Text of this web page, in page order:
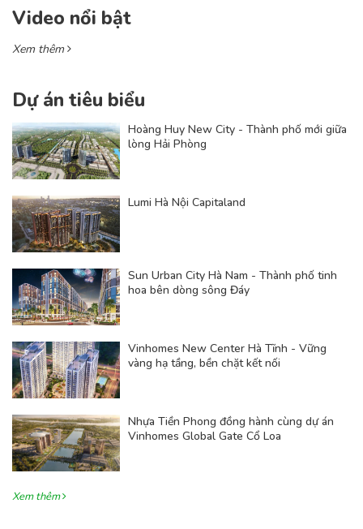
hiện hữu
Video nổi bật
Xem thêm
Dự án tiêu biểu
Hoàng Huy New City - Thành phố mới giữa
lòng Hải Phòng
Lumi Hà Nội Capitaland
Sun Urban City Hà Nam - Thành phố tinh
hoa bên dòng sông Đáy
Vinhomes New Center Hà Tĩnh - Vững
vàng hạ tầng, bền chặt kết nối
Nhựa Tiền Phong đồng hành cùng dự án
Vinhomes Global Gate Cổ Loa
Xem thêm